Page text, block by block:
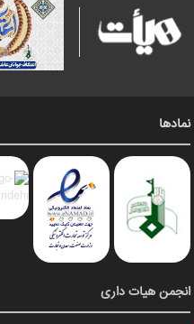
نمادها
انجمن هیات داری